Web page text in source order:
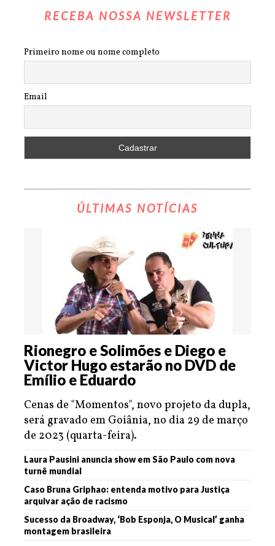
RECEBA NOSSA NEWSLETTER
Primeiro nome ou nome completo
Email
ÚLTIMAS NOTÍCIAS
Rionegro e Solimões e Diego e
Victor Hugo estarão no DVD de
Emílio e Eduardo
Cenas de "Momentos", novo projeto da dupla,
será gravado em Goiânia, no dia 29 de março
de 2023 (quarta-feira).
Laura Pausini anuncia show em São Paulo com nova
turnê mundial
Caso Bruna Griphao: entenda motivo para Justiça
arquivar ação de racismo
Sucesso da Broadway, ‘Bob Esponja, O Musical’ ganha
montagem brasileira